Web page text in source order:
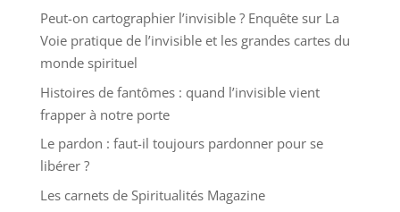
Peut-on cartographier l’invisible ? Enquête sur La
Voie pratique de l’invisible et les grandes cartes du
monde spirituel
Histoires de fantômes : quand l’invisible vient
frapper à notre porte
Le pardon : faut-il toujours pardonner pour se
libérer ?
Les carnets de Spiritualités Magazine